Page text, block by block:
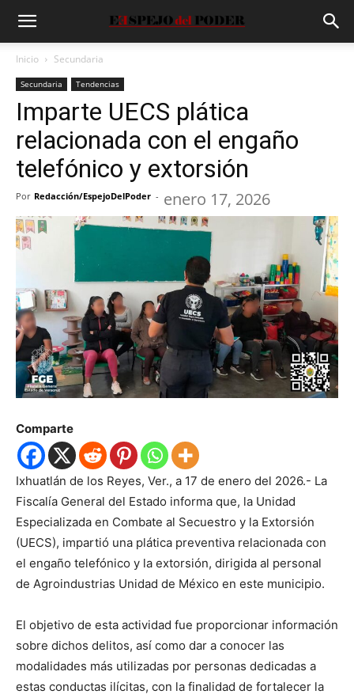
Inicio Secundaria
Secundaria Tendencias
Imparte UECS plática
relacionada con el engaño
telefónico y extorsión
Por Redacción/EspejoDelPoder - enero 17, 2026
Comparte
Ixhuatlán de los Reyes, Ver., a 17 de enero del 2026.- La
Fiscalía General del Estado informa que, la Unidad
Especializada en Combate al Secuestro y la Extorsión
(UECS), impartió una plática preventiva relacionada con
el engaño telefónico y la extorsión, dirigida al personal
de Agroindustrias Unidad de México en este municipio.
El objetivo de esta actividad fue proporcionar información
sobre dichos delitos, así como dar a conocer las
modalidades más utilizadas por personas dedicadas a
estas conductas ilícitas, con la finalidad de fortalecer la